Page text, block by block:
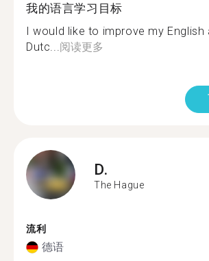
我的语言学习目标
I would like to improve my English
Dutc... 阅读更多
D.
The Hague
流利
德语